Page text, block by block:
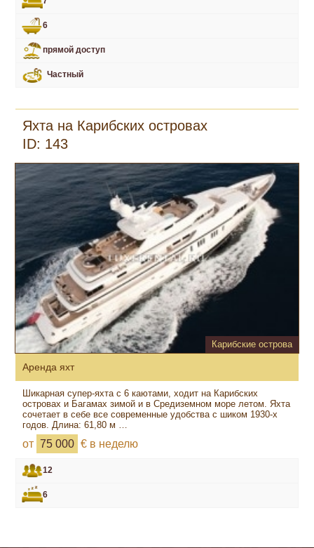
6
прямой доступ
Частный
Яхта на Карибских островах
ID: 143
Карибские острова
Аренда яхт
Шикарная супер-яхта с 6 каютами, ходит на Карибских
островах и Багамах зимой и в Средиземном море летом. Яхта
сочетает в себе все современные удобства с шиком 1930-х
годов. Длина: 61,80 м …
от 75 000 € в неделю
12
6